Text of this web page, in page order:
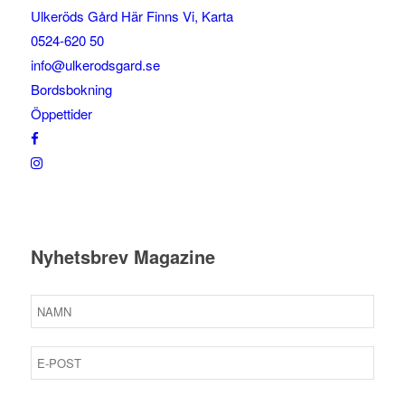
Ulkeröds Gård Här Finns Vi, Karta
0524-620 50
info@ulkerodsgard.se
Bordsbokning
Öppettider
Nyhetsbrev Magazine